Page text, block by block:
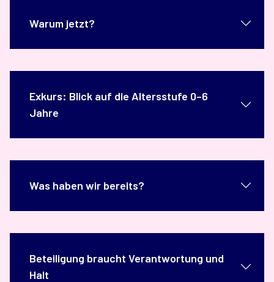
Warum jetzt?
Exkurs: Blick auf die Altersstufe 0–6
Jahre
Was haben wir bereits?
Beteiligung braucht Verantwortung und
Halt